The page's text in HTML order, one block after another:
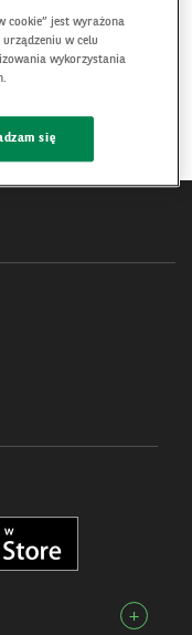
+
cookie” jest wyrażona
w celu
wykorzystania
się